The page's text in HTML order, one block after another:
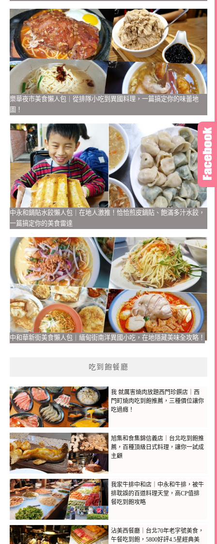
樂華夜市美食懶人包｜從排隊小吃到異國料理，一篇搞定你的味蕾地
圖！
中永和鍋貼水餃懶人包｜在地人激推！恰恰煎皮鍋貼、飽滿多汁水餃，
一篇搞定你的美食雷達
中和華新街美食懶人包｜緬甸街南洋異國小吃，在地隱藏美味全攻略！
吃到飽餐廳
我 就厲害燒肉放題西門珍饌店｜西
門町燒肉吃到飽推薦，三種價位讓你
吃過癮！
旭集和食集錦信義店｜台北吃到飽推
薦，百種頂級日式料理，讓你一試成
主顧
我家牛排中和店｜中永和牛排，被牛
排耽誤的百道料理天堂，高CP值排
餐吃到飽攻略
沾美西餐廳｜台北70年老字號美食，
午餐吃到飽，5800好評4.5星經典美